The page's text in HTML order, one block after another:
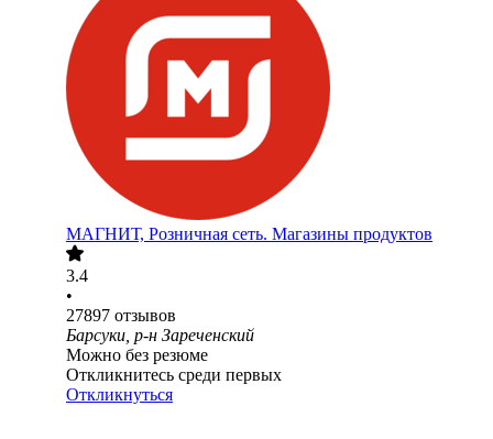
МАГНИТ, Розничная сеть. Магазины продуктов
3.4
•
27897 отзывов
Барсуки, р-н Зареченский
Можно без резюме
Откликнитесь среди первых
Откликнуться